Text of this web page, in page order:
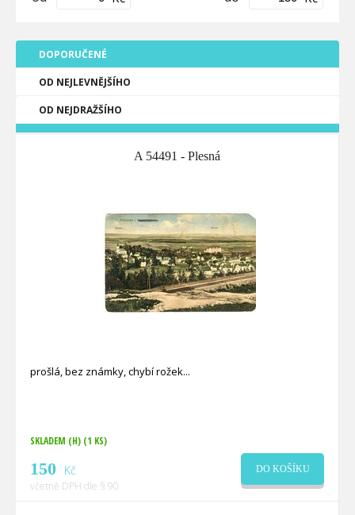
DOPORUČENÉ
OD NEJLEVNĚJŠÍHO
OD NEJDRAŽŠÍHO
A 54491 - Plesná
prošlá, bez známky, chybí rožek
SKLADEM (H) (1 KS)
150 Kč
včetně DPH dle § 90
DO KOŠÍKU